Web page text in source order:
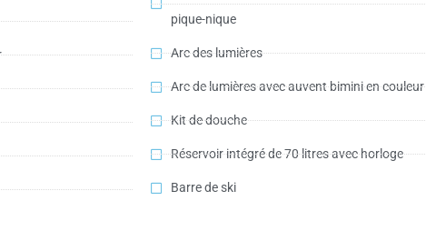
pique-nique
Arc des lumières
Arc de lumières avec auvent bimini en couleur
Kit de douche
Réservoir intégré de 70 litres avec horloge
Barre de ski